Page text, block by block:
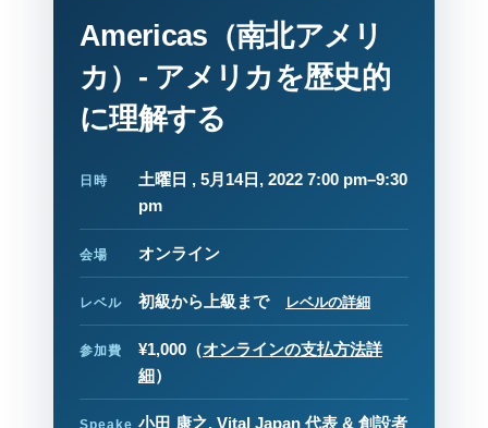
Americas（南北アメリ
カ）- アメリカを歴史的
に理解する
日時
土曜日 , 5月14日, 2022 7:00 pm–9:30
pm
会場 オンライン
レベル 初級から上級まで レベルの詳細
参加費 ¥1,000 （オンラインの支払方法詳
細）
Speake 小田 康之, Vital Japan 代表 & 創設者